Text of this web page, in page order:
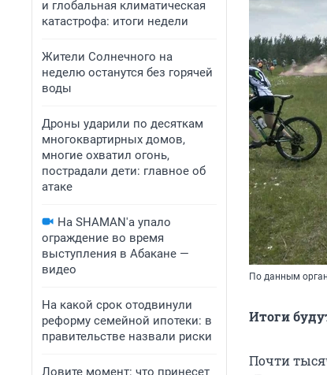
и глобальная климатическая
катастрофа: итоги недели
Жители Солнечного на
неделю останутся без горячей
воды
Дроны ударили по десяткам
многоквартирных домов,
многие охватил огонь,
пострадали дети: главное об
атаке
На SHAMAN'а упало
ограждение во время
выступления в Абакане —
видео
На какой срок отодвинули
реформу семейной ипотеки: в
правительстве назвали риски
Ловите момент: что принесет
По данным
Итоги
Почти